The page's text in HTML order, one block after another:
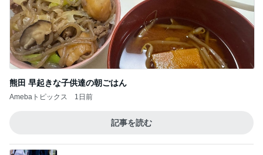
熊田 早起きな子供達の朝ごはん
Amebaトピックス 1日前
記事を読む